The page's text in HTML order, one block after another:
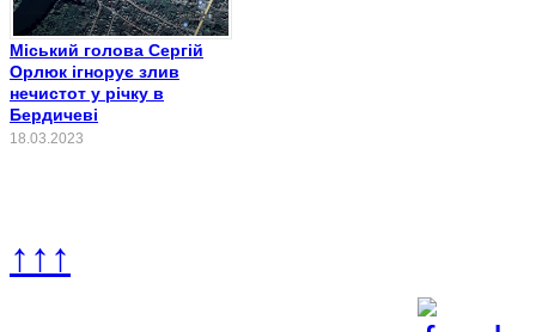
Міський голова Сергій
Орлюк ігнорує злив
нечистот у річку в
Бердичеві
18.03.2023
↑↑↑